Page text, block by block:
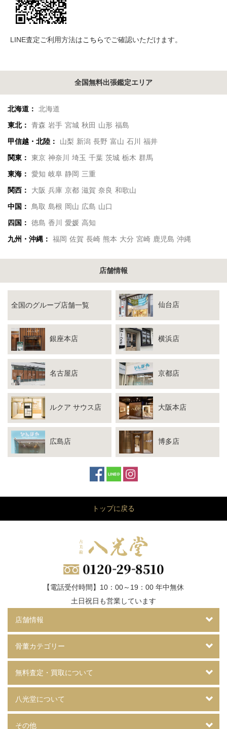
LINE査定ご利用方法はこちらでご確認いただけます。
全国無料出張鑑定エリア
北海道：
北海道
東北：
青森 岩手 宮城 秋田 山形 福島
甲信越・北陸：
山梨 新潟 長野 富山 石川
福井
関東：
東京 神奈川 埼玉 千葉 茨城 栃木 群馬
東海：
愛知 岐阜 静岡 三重
関西：
大阪 兵庫 京都 滋賀 奈良 和歌山
中国：
鳥取 島根 岡山 広島 山口
四国：
徳島 香川 愛媛 高知
九州・沖縄：
福岡 佐賀 長崎 熊本 大分 宮崎 鹿児島 沖縄
店舗情報
全国のグループ店舗一覧 仙台店
銀座本店 横浜店
名古屋店 京都店
ルクア サウス店 大阪本店
広島店 博多店
トップに戻る
【電話受付時間】10：00～19：00 年中無休
土日祝日も営業しています
店舗情報
骨董カテゴリー
無料査定・買取について
八光堂について
その他